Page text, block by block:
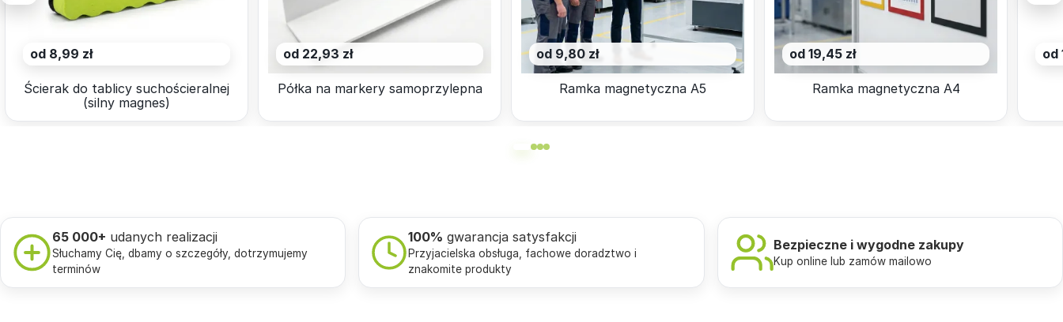
od 8,99 zł
Ścierak do tablicy suchościeralnej
(silny magnes)
od 22,93 zł
Półka na markery samoprzylepna
od 9,80 zł
Ramka magnetyczna A5
od 19,45 zł
Ramka magnetyczna A4
od
65 000+ udanych realizacji
Słuchamy Cię, dbamy o szczegóły, dotrzymujemy
terminów
100% gwarancja satysfakcji
Przyjacielska obsługa, fachowe doradztwo i
znakomite produkty
Bezpieczne i wygodne zakupy
Kup online lub zamów mailowo